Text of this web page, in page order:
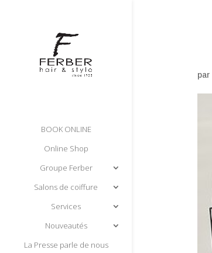
BOOK ONLINE
Online Shop
Groupe Ferber
Salons de coiffure
Services
Nouveautés
La Presse parle de nous
par